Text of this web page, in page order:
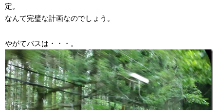
定。
なんて完璧な計画なのでしょう。
やがてバスは・・・。